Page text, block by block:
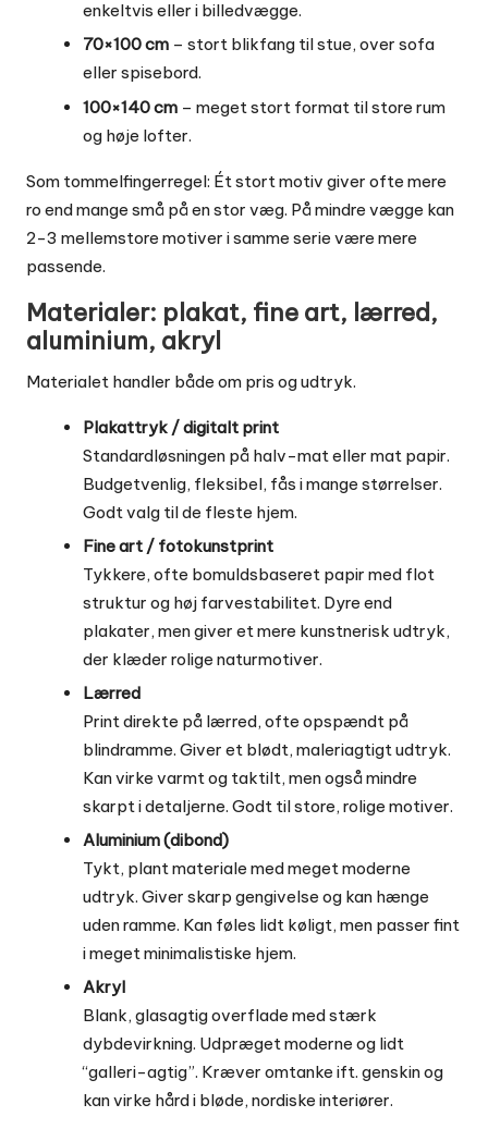
enkeltvis eller i billedvægge.
70×100 cm – stort blikfang til stue, over sofa
eller spisebord.
100×140 cm – meget stort format til store rum
og høje lofter.
Som tommelfingerregel: Ét stort motiv giver ofte mere
ro end mange små på en stor væg. På mindre vægge kan
2-3 mellemstore motiver i samme serie være mere
passende.
Materialer: plakat, fine art, lærred,
aluminium, akryl
Materialet handler både om pris og udtryk.
Plakattryk / digitalt print
Standardløsningen på halv-mat eller mat papir.
Budgetvenlig, fleksibel, fås i mange størrelser.
Godt valg til de fleste hjem.
Fine art / fotokunstprint
Tykkere, ofte bomuldsbaseret papir med flot
struktur og høj farvestabilitet. Dyre end
plakater, men giver et mere kunstnerisk udtryk,
der klæder rolige naturmotiver.
Lærred
Print direkte på lærred, ofte opspændt på
blindramme. Giver et blødt, maleriagtigt udtryk.
Kan virke varmt og taktilt, men også mindre
skarpt i detaljerne. Godt til store, rolige motiver.
Aluminium (dibond)
Tykt, plant materiale med meget moderne
udtryk. Giver skarp gengivelse og kan hænge
uden ramme. Kan føles lidt køligt, men passer fint
i meget minimalistiske hjem.
Akryl
Blank, glasagtig overflade med stærk
dybdevirkning. Udpræget moderne og lidt
“galleri-agtig”. Kræver omtanke ift. genskin og
kan virke hård i bløde, nordiske interiører.